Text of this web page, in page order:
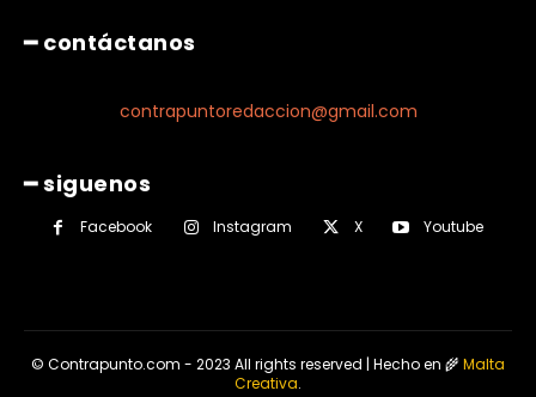
━ contáctanos
contrapuntoredaccion@gmail.com
━ siguenos
Facebook Instagram X Youtube
© Contrapunto.com - 2023 All rights reserved | Hecho en 🌾Malta
Creativa.